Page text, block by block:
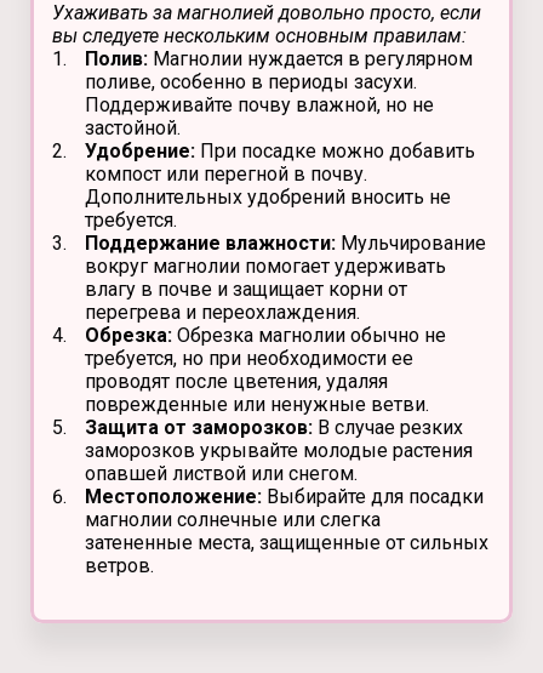
Ухаживать за магнолией довольно просто, если
вы следуете нескольким основным правилам:
Полив: Магнолии нуждается в регулярном
поливе, особенно в периоды засухи.
Поддерживайте почву влажной, но не
застойной.
Удобрение: При посадке можно добавить
компост или перегной в почву.
Дополнительных удобрений вносить не
требуется.
Поддержание влажности: Мульчирование
вокруг магнолии помогает удерживать
влагу в почве и защищает корни от
перегрева и переохлаждения.
Обрезка: Обрезка магнолии обычно не
требуется, но при необходимости ее
проводят после цветения, удаляя
поврежденные или ненужные ветви.
Защита от заморозков: В случае резких
заморозков укрывайте молодые растения
опавшей листвой или снегом.
Местоположение: Выбирайте для посадки
магнолии солнечные или слегка
затененные места, защищенные от сильных
ветров.